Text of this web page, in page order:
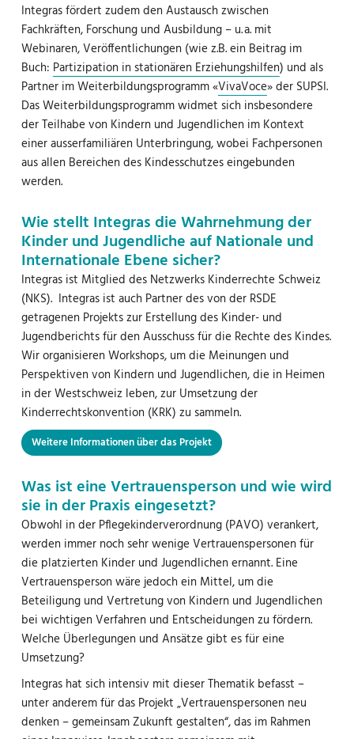
Integras fördert zudem den Austausch zwischen
Fachkräften, Forschung und Ausbildung – u. a. mit
Webinaren, Veröffentlichungen (wie z.B. ein Beitrag im
Buch: Partizipation in stationären Erziehungshilfen) und als
Partner im Weiterbildungsprogramm «VivaVoce» der SUPSI.
Das Weiterbildungsprogramm widmet sich insbesondere
der Teilhabe von Kindern und Jugendlichen im Kontext
einer ausserfamiliären Unterbringung, wobei Fachpersonen
aus allen Bereichen des Kindesschutzes eingebunden
werden.
Wie stellt Integras die Wahrnehmung der
Kinder und Jugendliche auf Nationale und
Internationale Ebene sicher?
Integras ist Mitglied des Netzwerks Kinderrechte Schweiz
(NKS). Integras ist auch Partner des von der RSDE
getragenen Projekts zur Erstellung des Kinder- und
Jugendberichts für den Ausschuss für die Rechte des Kindes.
Wir organisieren Workshops, um die Meinungen und
Perspektiven von Kindern und Jugendlichen, die in Heimen
in der Westschweiz leben, zur Umsetzung der
Kinderrechtskonvention (KRK) zu sammeln.
Weitere Informationen über das Projekt
Was ist eine Vertrauensperson und wie wird
sie in der Praxis eingesetzt?
Obwohl in der Pflegekinderverordnung (PAVO) verankert,
werden immer noch sehr wenige Vertrauenspersonen für
die platzierten Kinder und Jugendlichen ernannt. Eine
Vertrauensperson wäre jedoch ein Mittel, um die
Beteiligung und Vertretung von Kindern und Jugendlichen
bei wichtigen Verfahren und Entscheidungen zu fördern.
Welche Überlegungen und Ansätze gibt es für eine
Umsetzung?
Integras hat sich intensiv mit dieser Thematik befasst –
unter anderem für das Projekt „Vertrauenspersonen neu
denken – gemeinsam Zukunft gestalten“, das im Rahmen